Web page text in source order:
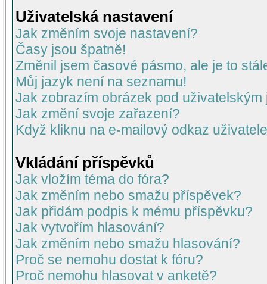
Uživatelská nastavení
Jak změním svoje nastavení?
Časy jsou špatně!
Změnil jsem časové pásmo, ale je to
Můj jazyk není na seznamu!
Jak zobrazím obrázek pod uživatelským
Jak změní svoje zařazení?
Když kliknu na e-mailový odkaz
Vkládání příspěvků
Jak vložím téma do fóra?
Jak změním nebo smažu příspěvek?
Jak přidám podpis k mému příspěvku?
Jak vytvořím hlasování?
Jak změním nebo smažu hlasování?
Proč se nemohu dostat k fóru?
Proč nemohu hlasovat v anketě?